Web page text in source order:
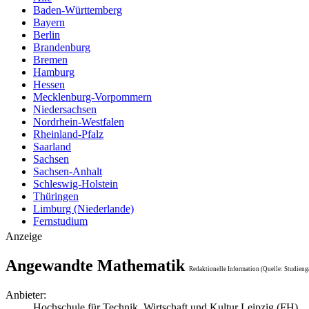
Baden-Württemberg
Bayern
Berlin
Brandenburg
Bremen
Hamburg
Hessen
Mecklenburg-Vorpommern
Niedersachsen
Nordrhein-Westfalen
Rheinland-Pfalz
Saarland
Sachsen
Sachsen-Anhalt
Schleswig-Holstein
Thüringen
Limburg (Niederlande)
Fernstudium
Anzeige
Angewandte Mathematik Redaktionelle Information (Quelle:
Anbieter: